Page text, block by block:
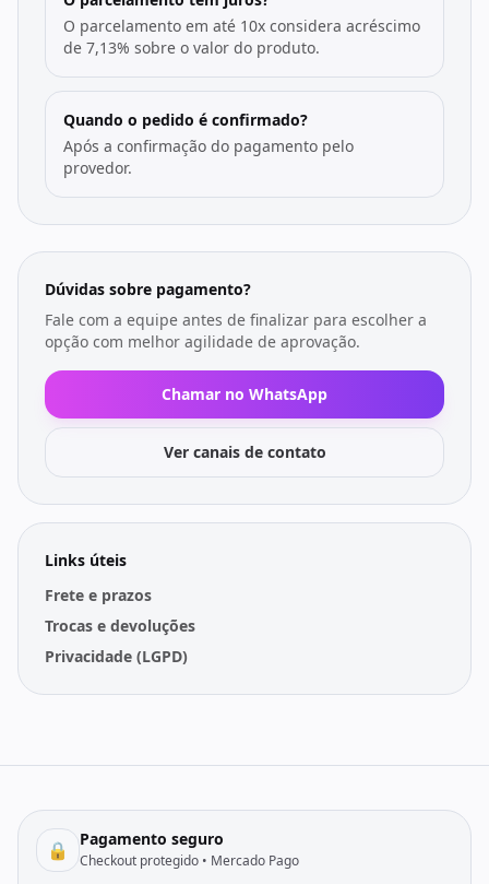
O parcelamento em até 10x considera acréscimo
de 7,13% sobre o valor do produto.
Quando o pedido é confirmado?
Após a confirmação do pagamento pelo
provedor.
Dúvidas sobre pagamento?
Fale com a equipe antes de finalizar para escolher a
opção com melhor agilidade de aprovação.
Chamar no WhatsApp
Ver canais de contato
Links úteis
Frete e prazos
Trocas e devoluções
Privacidade (LGPD)
🔒 Pagamento seguro
Checkout protegido • Mercado Pago